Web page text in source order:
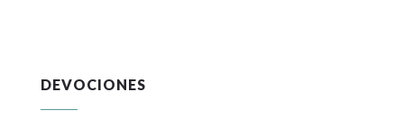
DEVOCIONES